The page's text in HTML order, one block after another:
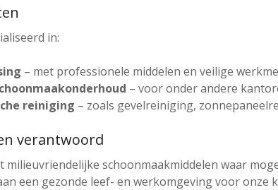
in:
– met professionele middelen en veilige
– voor onder andere
reiniging – zoals gevelreiniging,
verantwoord
milieuvriendelijke schoonmaakmiddelen waar
een gezonde leef- en werkomgeving voor onze